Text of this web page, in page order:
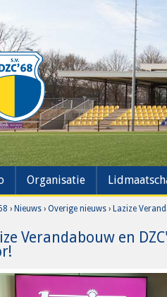
Organisatie
› Nieuws ›Overige nieuws › Lazize
Verandabouw en